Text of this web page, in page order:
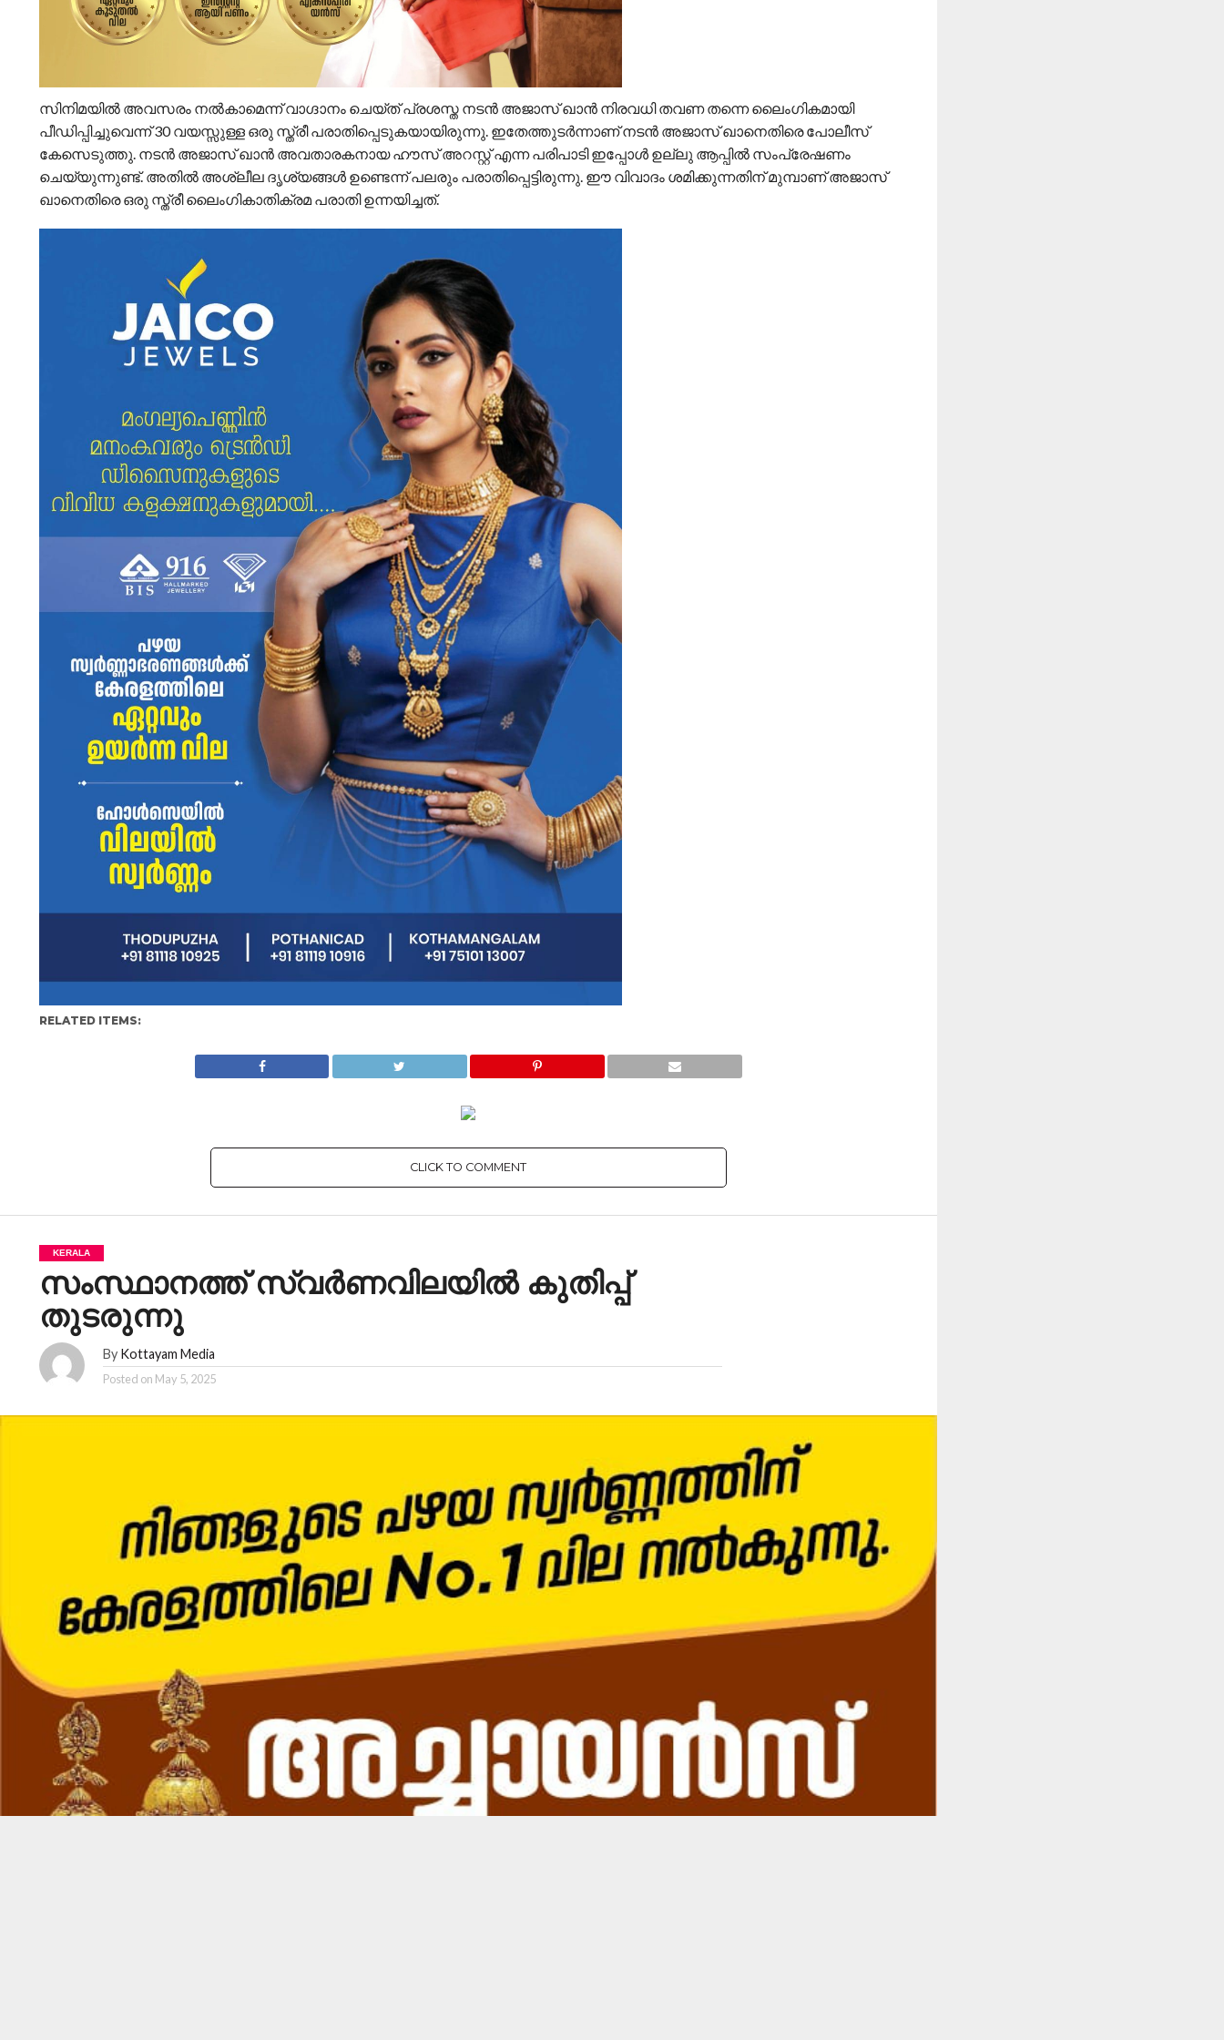
സിനിമയിൽ അവസരം നൽകാമെന്ന് വാഗ്ദാനം ചെയ്ത് പ്രശസ്ത നടൻ അജാസ് ഖാൻ നിരവധി തവണ തന്നെ ലൈംഗികമായി
പീഡിപ്പിച്ചുവെന്ന് 30 വയസ്സുള്ള ഒരു സ്ത്രീ പരാതിപ്പെടുകയായിരുന്നു. ഇതേത്തുടർന്നാണ് നടൻ അജാസ് ഖാനെതിരെ പോലീസ്
കേസെടുത്തു. നടൻ അജാസ് ഖാൻ അവതാരകനായ ഹൗസ് അറസ്റ്റ് എന്ന പരിപാടി ഇപ്പോൾ ഉല്ലു ആപ്പിൽ സംപ്രേഷണം
ചെയ്യുന്നുണ്ട്. അതിൽ അശ്ലീല ദൃശ്യങ്ങൾ ഉണ്ടെന്ന് പലരും പരാതിപ്പെട്ടിരുന്നു. ഈ വിവാദം ശമിക്കുന്നതിന് മുമ്പാണ് അജാസ്
ഖാനെതിരെ ഒരു സ്ത്രീ ലൈംഗികാതിക്രമ പരാതി ഉന്നയിച്ചത്.
RELATED ITEMS:
CLICK TO COMMENT
KERALA
സംസ്ഥാനത്ത് സ്വർണവിലയിൽ കുതിപ്പ്
തുടരുന്നു
By Kottayam Media
Posted on May 5, 2025